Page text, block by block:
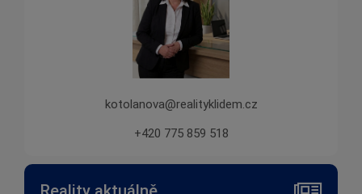
kotolanova@realityklidem.cz
+420 775 859 518